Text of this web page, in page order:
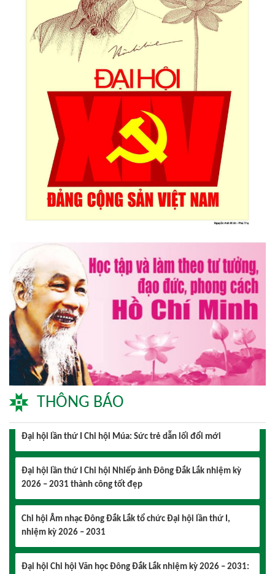
THÔNG BÁO
Lễ hội sầu riêng Đắk Lắk 2026 quy mô khủng với 17 hoạt
động đặc sắc
Đại hội lần thứ I Chi hội Múa: Sức trẻ dẫn lối đổi mới
Đại hội lần thứ I Chi hội Nhiếp ảnh Đông Đắk Lắk nhiệm kỳ
2026 – 2031 thành công tốt đẹp
Chi hội Âm nhạc Đông Đắk Lắk tổ chức Đại hội lần thứ I,
nhiệm kỳ 2026 – 2031
Đại hội Chi hội Văn học Đông Đắk Lắk nhiệm kỳ 2026 – 2031:
Vững bước trong giai đoạn mới